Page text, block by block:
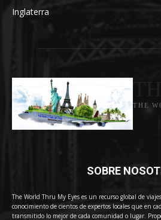
Inglaterra
THE
SOBRE
The World Thru My Eyes es un recurso global de
conocimiento de cientos de expertos locales que en
transmitido lo mejor de cada comunidad o lugar.